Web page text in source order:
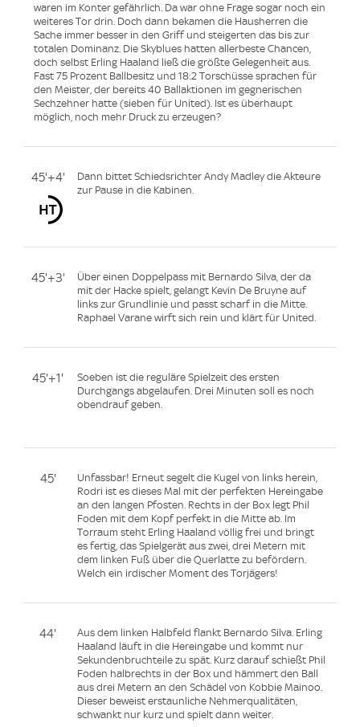
waren im Konter gefährlich. Da war ohne Frage sogar noch ein
weiteres Tor drin. Doch dann bekamen die Hausherren die
Sache immer besser in den Griff und steigerten das bis zur
totalen Dominanz. Die Skyblues hatten allerbeste Chancen,
doch selbst Erling Haaland ließ die größte Gelegenheit aus.
Fast 75 Prozent Ballbesitz und 18:2 Torschüsse sprachen für
den Meister, der bereits 40 Ballaktionen im gegnerischen
Sechzehner hatte (sieben für United). Ist es überhaupt
möglich, noch mehr Druck zu erzeugen?
45'+4'
Dann bittet Schiedsrichter Andy Madley die Akteure
zur Pause in die Kabinen.
45'+3'
Über einen Doppelpass mit Bernardo Silva, der da
mit der Hacke spielt, gelangt Kevin De Bruyne auf
links zur Grundlinie und passt scharf in die Mitte.
Raphael Varane wirft sich rein und klärt für United.
45'+1'
Soeben ist die reguläre Spielzeit des ersten
Durchgangs abgelaufen. Drei Minuten soll es noch
obendrauf geben.
45'
Unfassbar! Erneut segelt die Kugel von links herein,
Rodri ist es dieses Mal mit der perfekten Hereingabe
an den langen Pfosten. Rechts in der Box legt Phil
Foden mit dem Kopf perfekt in die Mitte ab. Im
Torraum steht Erling Haaland völlig frei und bringt
es fertig, das Spielgerät aus zwei, drei Metern mit
dem linken Fuß über die Querlatte zu befördern.
Welch ein irdischer Moment des Torjägers!
44'
Aus dem linken Halbfeld flankt Bernardo Silva. Erling
Haaland läuft in die Hereingabe und kommt nur
Sekundenbruchteile zu spät. Kurz darauf schießt Phil
Foden halbrechts in der Box und hämmert den Ball
aus drei Metern an den Schädel von Kobbie Mainoo.
Dieser beweist erstaunliche Nehmerqualitäten,
schwankt nur kurz und spielt dann weiter.